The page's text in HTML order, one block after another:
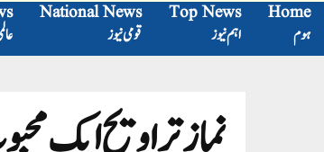
Home
ہوم
Top News
اہم نیوز
National News
قومی نیوز